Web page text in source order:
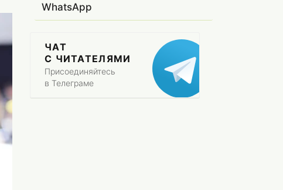
WhatsApp
ЧАТ
С ЧИТАТЕЛЯМИ
Присоединяйтесь
в Телеграме